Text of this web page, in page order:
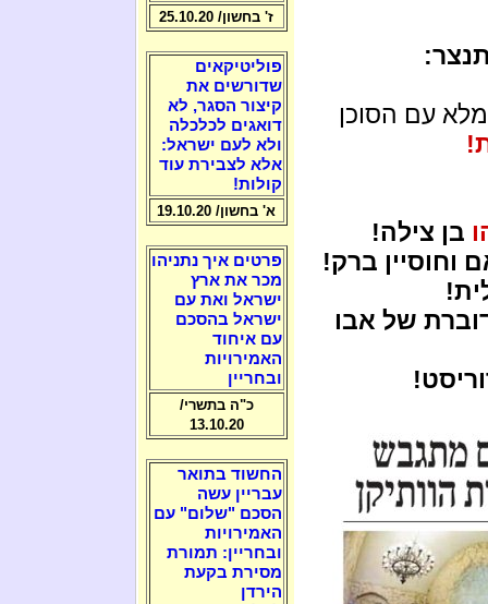
עם הסוכן
בן צילה!
וחוסיין ברק!
של אבו
ז' בחשון/ 25.10.20
פוליטיקאים
שדורשים את
קיצור הסגר, לא
דואגים לכלכלה
ולא לעם ישראל:
אלא לצבירת עוד
קולות!
א' בחשון/ 19.10.20
פרטים איך נתניהו
מכר את ארץ
ישראל ואת עם
ישראל בהסכם
עם איחוד
האמירויות
ובחריין
כ"ה בתשרי/
13.10.20
החשוד בתואר
עבריין עשה
הסכם "שלום" עם
האמירויות
ובחריין: תמורת
מסירת בקעת
הירדן